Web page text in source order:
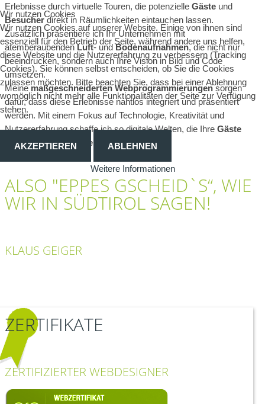
Erlebnisse durch virtuelle Touren, die potenzielle Gäste und
Besucherdirekt in Räumlichkeiten eintauchen lassen.
Zusätzlich präsentiere ich Ihr Unternehmen mit
atemberaubendenLuft- undBodenaufnahmen, die nicht nur
beeindrucken, sondern auch Ihre Vision in Bild und Code
umsetzen.
Meinemaßgeschneiderten Webprogrammierungensorgen
dafür, dass diese Erlebnisse nahtlos integriert und präsentiert
werden. Mit einem Fokus auf Technologie, Kreativität und
Nutzererfahrung schaffe ich so digitale Welten, die Ihre Gäste
und Kunden begeistern und faszinieren
ALSO "EPPES GSCHEID`S“, WIE
WIR IN SÜDTIROL SAGEN!
KLAUS GEIGER
ZERTIFIKATE
ZERTIFIZIERTER WEBDESIGNER
Wir nutzen Cookies
Wir nutzen Cookies auf unserer Website. Einige von ihnen sind
essenziell für den Betrieb der Seite, während andere uns helfen,
diese Website und die Nutzererfahrung zu verbessern (Tracking
Cookies). Sie können selbst entscheiden, ob Sie die Cookies
zulassen möchten. Bitte beachten Sie, dass bei einer Ablehnung
womöglich nicht mehr alle Funktionalitäten der Seite zur Verfügung
stehen.
AKZEPTIEREN ABLEHNEN
Weitere Informationen